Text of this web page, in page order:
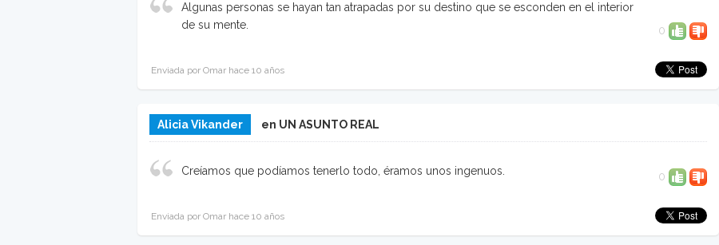
Algunas personas se hayan tan atrapadas por su destino que se esconden en el interior
de su mente.
0
Enviada por Omar hace 10 años
Alicia Vikander en UN ASUNTO REAL
Creíamos que podíamos tenerlo todo, éramos unos ingenuos. 0
Enviada por Omar hace 10 años